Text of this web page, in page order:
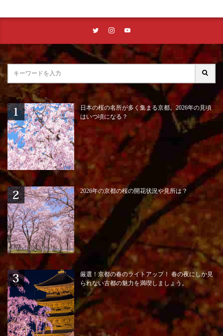
日本の桜の名所が多く集まる京都。2026年の見頃
はいつ頃になる？
2026年の京都の桜の開花状況や見所は？
厳選！京都の春のライトアップ！ 春の夜にしか見
られない古都の魅力を満喫しましょう。